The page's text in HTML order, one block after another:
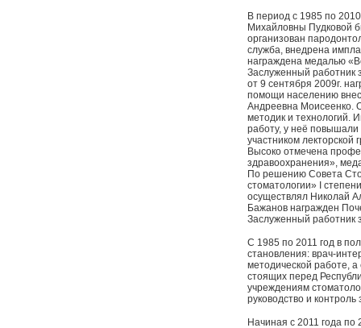
В период с 1985 по
Михайловны Пудковой
организован
служба, внедрена
награждена медалью
Заслуженный работник
от 9 сентября 2009г.
помощи населению
Андреевна Моисеенко.
методик и технологий.
работу, у неё
участником
Высоко отмечена
здравоохранения»,
По решению Совета
стоматологии» I
осуществлял Николай
Бажанов награжден
Заслуженный работник
С 1985 по 2011 год в
становления: врач-
методической работе,
стоящих перед
учреждениям
руководство и
Начиная с 2011 года